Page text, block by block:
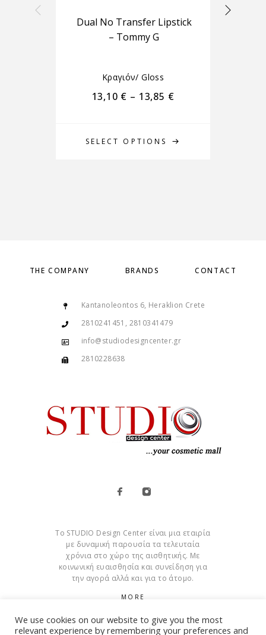
SELECT OPTIONS
Dual No Transfer Lipstick
– Tommy G
Κραγιόν/ Gloss
13,10 € – 13,85 €
THE COMPANY BRANDS CONTACT
Kantanoleontos 6, Heraklion Crete
2810241451, 2810341479
info@studiodesigncenter.gr
2810228638
Το STUDIO Design Center είναι μια εταιρία
με δυναμική παρουσία τα τελευταία
χρόνια στο χώρο της αισθητικής. Με
κοινωνική ευαισθησία και συνείδηση για
την αγορά αλλά και για το άτομο.
MORE
Cookies
We use cookies on our website to give you the most
relevant experience by remembering your preferences and